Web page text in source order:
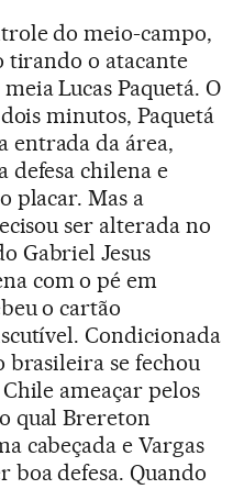
do meio-campo,
o atacante
Lucas Paquetá. O
minutos, Paquetá
entrada da área,
defesa chilena e
placar. Mas a
ser alterada no
Gabriel Jesus
com o pé em
o cartão
Condicionada
brasileira se fechou
ameaçar pelos
qual Brereton
cabeçada e Vargas
boa defesa. Quando